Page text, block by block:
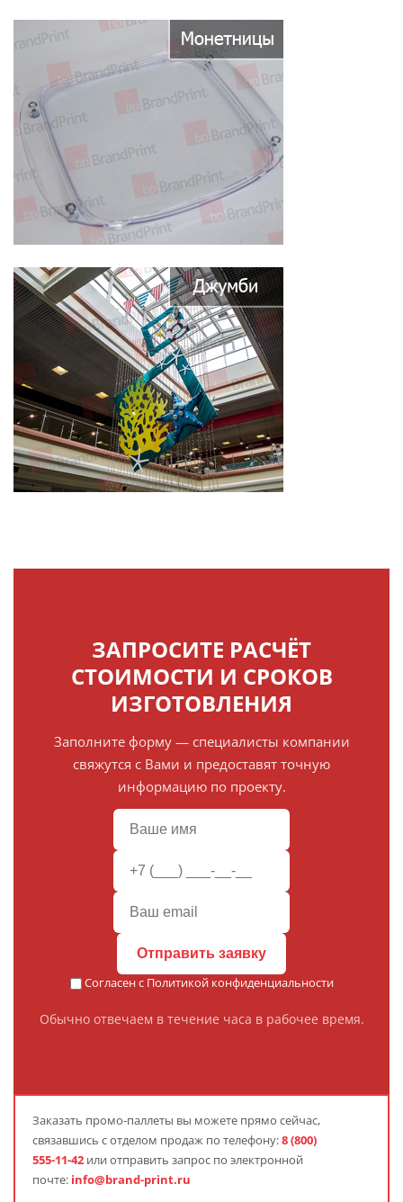
ЗАПРОСИТЕ РАСЧЁТ
СТОИМОСТИ И СРОКОВ
ИЗГОТОВЛЕНИЯ
Заполните форму — специалисты компании
свяжутся с Вами и предоставят точную
информацию по проекту.
Отправить заявку
Согласен с Политикой конфиденциальности
Обычно отвечаем в течение часа в рабочее время.
Заказать промо-паллеты вы можете прямо сейчас,
связавшись с отделом продаж по телефону:8 (800)
555-11-42 или отправить запрос по электронной
почте: info@brand-print.ru